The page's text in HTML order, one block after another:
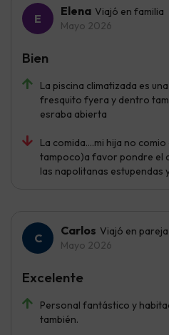
Elena Viajó en familia
Mayo 2026
La piscina climatizada es
fresquito fyera y dentro
esraba abierta
La comida....mi hija no
tampoco)a favor pondre el
las napolitanas estupendas
Bien
Carlos Viajó en pareja
Mayo 2026
Personal fantástico y
también.
Excelente